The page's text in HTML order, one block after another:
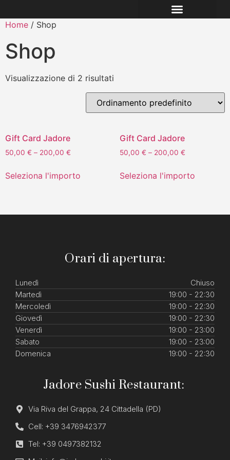
Home / Shop
Shop
Visualizzazione di 2 risultati
Gift Card Jadore
50,00 € – 200,00 €
Seleziona l'importo
Gift Card Jadore
50,00 € – 200,00 €
Seleziona l'importo
Orari di apertura:
Lunedì
Chiuso
Martedì
19:00 - 22:30
Mercoledì
19:00 - 22:30
Giovedì
19:00 - 22:30
Venerdì
19:00 - 23:00
Sabato
19:00 - 23:00
Domenica
19:00 - 22:30
Jadore Sushi Restaurant:
Via Riva del Grappa, 24 Cittadella (PD)
Cell: +39 3476942377
Tel: +39 0497382132